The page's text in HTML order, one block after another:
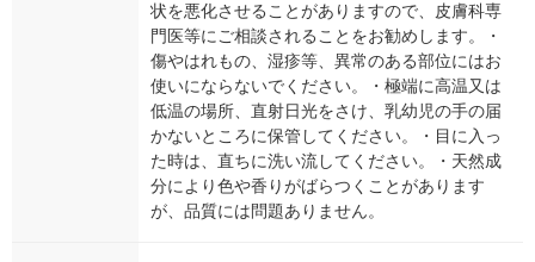
状を悪化させることがありますので、皮膚科専
門医等にご相談されることをお勧めします。・
傷やはれもの、湿疹等、異常のある部位にはお
使いにならないでください。・極端に高温又は
低温の場所、直射日光をさけ、乳幼児の手の届
かないところに保管してください。・目に入っ
た時は、直ちに洗い流してください。・天然成
分により色や香りがばらつくことがあります
が、品質には問題ありません。